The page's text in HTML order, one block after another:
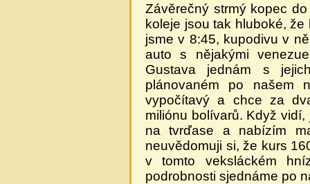
Závěrečný strmý kopec
koleje jsou tak hluboké,
jsme v 8:45, kupodivu v
auto s nějakými
Gustava jednám s
plánovaném po našem
vypočítavý a chce za
miliónu bolívarů. Když
na tvrďase a nabízím
neuvědomuji si, že kurs
v tomto veksláckém
podrobnosti sjednáme po